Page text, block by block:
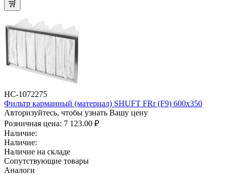
НС-1072275
Фильтр карманный (материал) SHUFT FRr (F9) 600x350
Авторизуйтесь, чтобы узнать Вашу цену
Розничная цена: 7 123.00 ₽
Наличие:
Наличие:
Наличие на складе
Сопутствующие товары
Аналоги